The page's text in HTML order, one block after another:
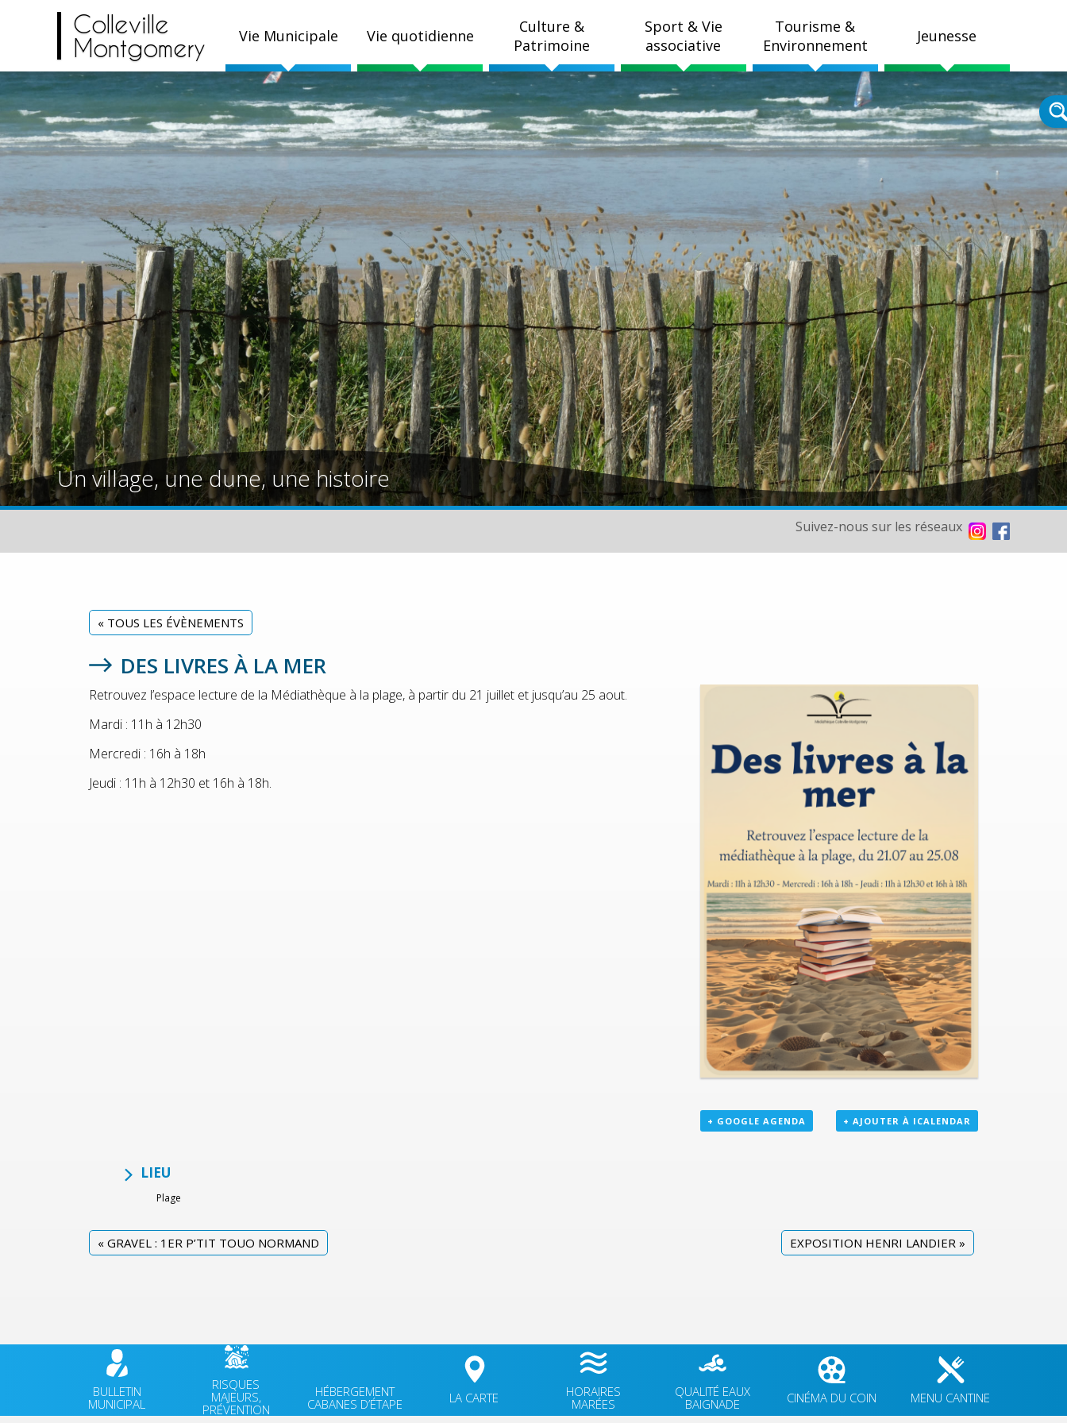
Colleville
Montgomery
Vie Municipale Vie quotidienne
Culture &
Patrimoine
Sport & Vie
associative
Tourisme &
Environnement
Jeunesse
Un village, une dune, une histoire
Suivez-nous sur les réseaux
« TOUS LES ÉVÈNEMENTS
DES LIVRES À LA MER
Retrouvez l’espace lecture de la Médiathèque à la plage, à partir du 21 juillet et jusqu’au 25 aout.
Mardi : 11h à 12h30
Mercredi : 16h à 18h
Jeudi : 11h à 12h30 et 16h à 18h.
+ GOOGLE AGENDA + AJOUTER À ICALENDAR
LIEU
Plage
« GRAVEL : 1ER P’TIT TOUO NORMAND EXPOSITION HENRI LANDIER »
BULLETIN
MUNICIPAL
RISQUES
MAJEURS,
PRÉVENTION
HÉBERGEMENT
CABANES D’ÉTAPE
LA CARTE
HORAIRES
MARÉES
QUALITÉ EAUX
BAIGNADE
CINÉMA DU COIN MENU CANTINE